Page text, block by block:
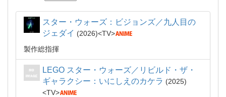
スター・ウォーズ：ビジョンズ／九人目の
ジェダイ
2026
TV
製作総指揮
LEGO スター・ウォーズ／リビルド・ザ・
ギャラクシー：いにしえのカケラ
2025
TV